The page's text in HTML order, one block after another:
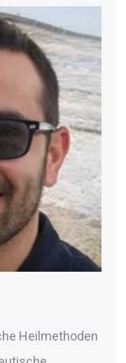
Heilmethoden